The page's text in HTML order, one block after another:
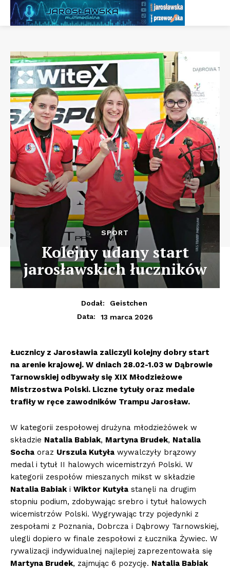
SPORT
Kolejny udany start
jarosławskich łuczników
Dodał:
Geistchen
Data:
13 marca 2026
Łucznicy z Jarosławia zaliczyli kolejny dobry start
na arenie krajowej. W dniach 28.02-1.03 w Dąbrowie
Tarnowskiej odbywały się XIX Młodzieżowe
Mistrzostwa Polski. Liczne tytuły oraz medale
trafiły w ręce zawodników Trampu Jarosław.
W kategorii zespołowej drużyna młodzieżówek w
składzie Natalia Babiak, Martyna Brudek, Natalia
Socha oraz Urszula Kutyła wywalczyły brązowy
medal i tytuł II halowych wicemistrzyń Polski. W
kategorii zespołów mieszanych mikst w składzie
Natalia Babiaki Wiktor Kutyła stanęli na drugim
stopniu podium, zdobywając srebro i tytuł halowych
wicemistrzów Polski. Wygrywając trzy pojedynki z
zespołami z Poznania, Dobrcza i Dąbrowy Tarnowskiej,
ulegli dopiero w finale zespołowi z Łucznika Żywiec. W
rywalizacji indywidualnej najlepiej zaprezentowała się
Martyna Brudek, zajmując 6 pozycję. Natalia Babiak